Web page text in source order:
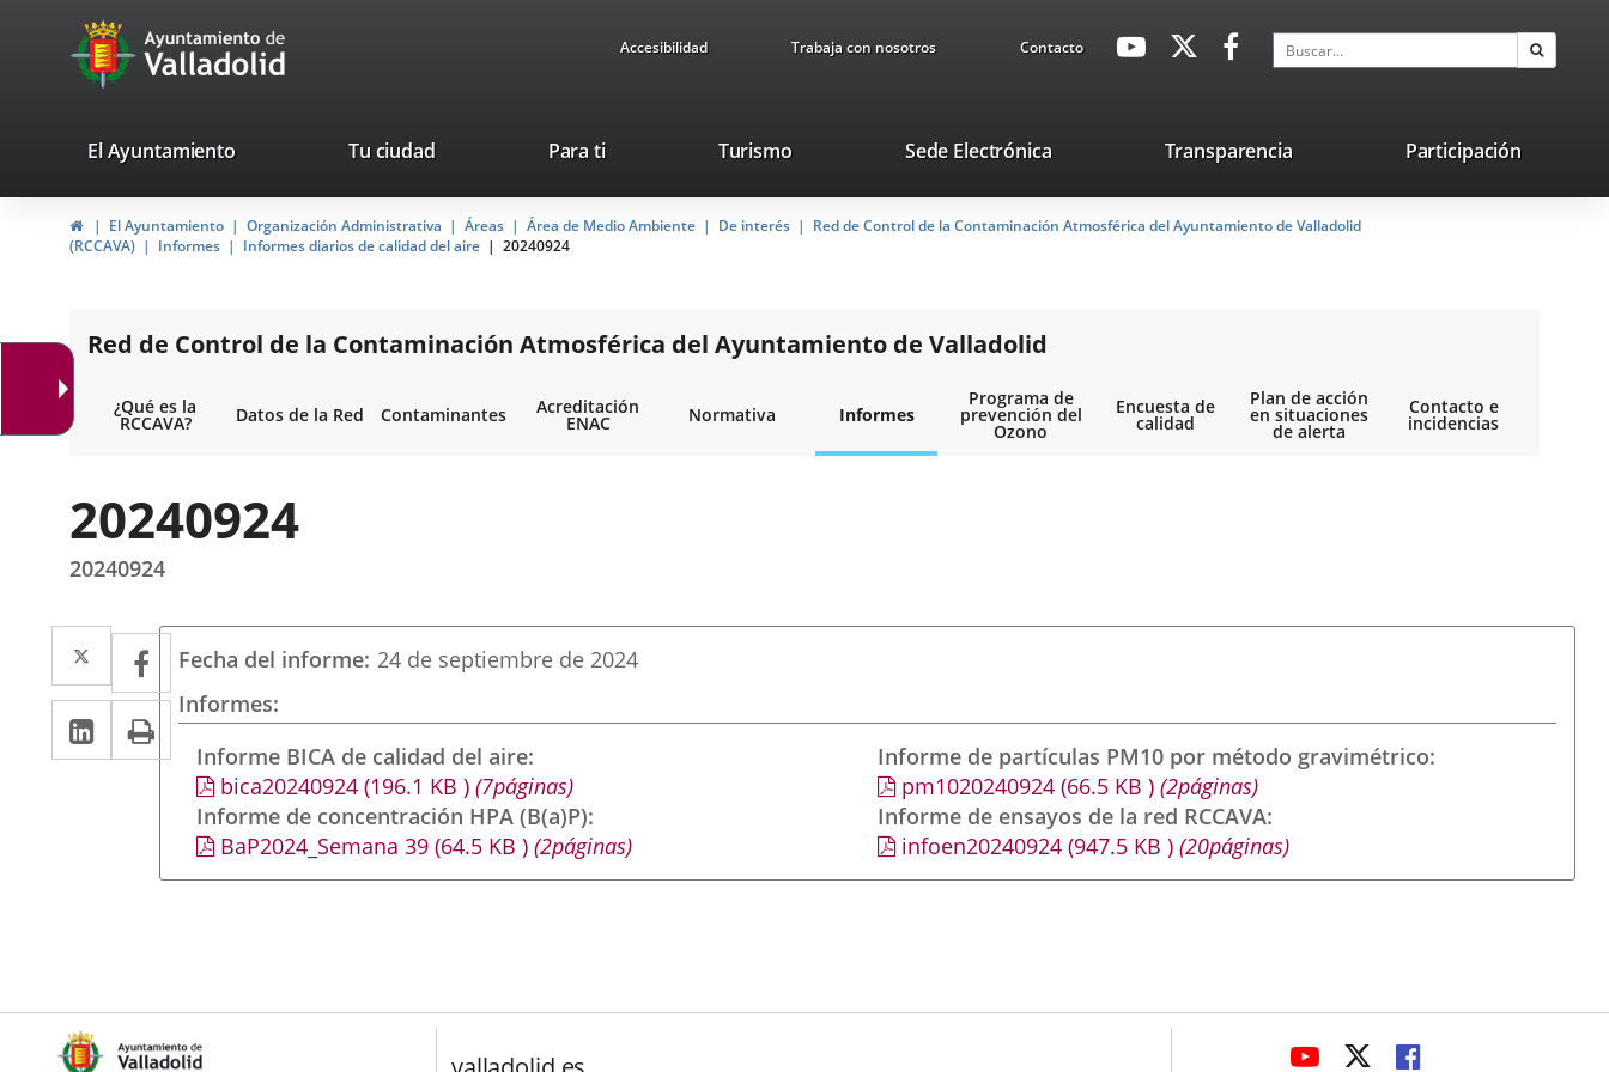
Portal
Web
Ayuntamiento
de
Valladolid
Accesibilidad Trabaja con nosotros ContactoavaHeaderSocial
Enlace
externa.
Enlace
aplicación
externa.
Enlace
aplicación
externa.
Buscar
valladolid.es
El Ayuntamiento Tu ciudad Para ti TurismoEste
se
abrirá
nueva.
Sede ElectrónicaEnlace
una
aplicación
Transparencia Participación
InicioEl Ayuntamiento Organización Administrativa Áreas Área de Medio Ambiente De interés
Red de Control de la Contaminación Atmosférica del Ayuntamiento de Valladolid
(RCCAVA)
Informes Informes diarios de calidad del aire 20240924
Red de Control de la Contaminación Atmosférica del Ayuntamiento de Valladolid
¿Qué es la
RCCAVA? Datos de la Red Contaminantes Acreditación
ENAC Normativa Informes
Programa de
prevención del
Ozono
Encuesta de
calidad
Plan de acción
en situaciones
de alerta
Contacto e
incidencias
20240924
20240924
Twitter
Enlace
a
una
aplicación
externa.
Facebook
Enlace
a
una
aplicación
externa.
LinkedIn
Enlace
a
aplicación
externa.
Imprimir
Fecha del informe 24 de septiembre de 2024
Informes
Informe BICA de calidad del aire
bica20240924(196.1 KB )(7páginas)
Informe de concentración HPA (B(a)P)
BaP2024_Semana 39(64.5 KB )(2páginas)
Informe de partículas PM10 por método gravimétrico
pm1020240924 (66.5 KB) (2páginas)
Informe de ensayos de la red RCCAVA
infoen20240924 (947.5 KB) (20páginas)
ENLACEENLACEENLACE